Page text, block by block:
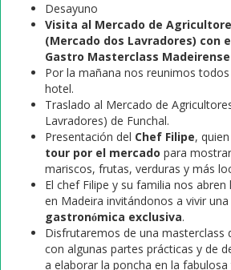
Desayuno
Visita al Mercado de
(Mercado dos Lavradores) con
Gastro Masterclass Madeirense
Por la mañana nos reunimos
hotel.
Traslado al Mercado de
Lavradores) de Funchal.
Presentación del Chef Filipe,
tour por el mercado para
mariscos, frutas, verduras y más
El chef Filipe y su familia nos
en Madeira invitándonos a vivir una
gastronómica exclusiva.
Disfrutaremos de una masterclass
con algunas partes prácticas y de
a elaborar la poncha en la